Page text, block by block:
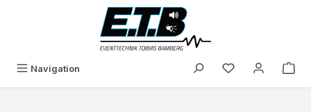
Navigation You have 0